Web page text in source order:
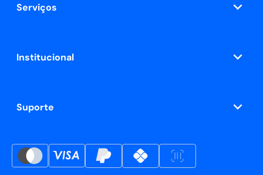
Serviços
Institucional
Suporte